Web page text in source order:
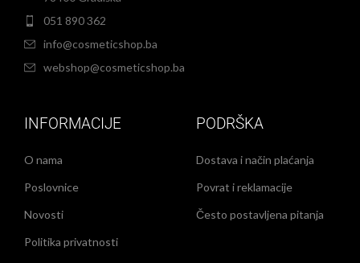
051 890 362
info@cosmeticshop.ba
webshop@cosmeticshop.ba
INFORMACIJE
O nama
Poslovnice
Novosti
Politika privatnosti
PODRŠKA
Dostava i način plaćanja
Povrat i reklamacije
Često postavljena pitanja